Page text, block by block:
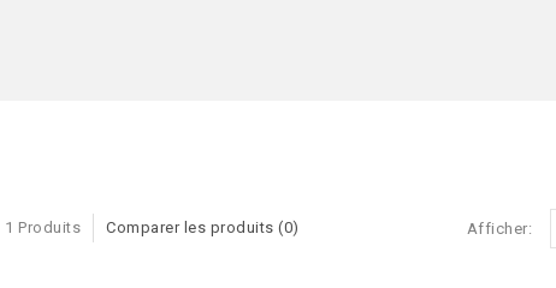
1 Produits Comparer les produits (0) Afficher: